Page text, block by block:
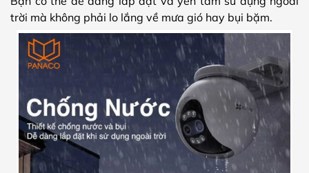
trời mà không phải lo lắng về mưa gió hay bụi bặm.